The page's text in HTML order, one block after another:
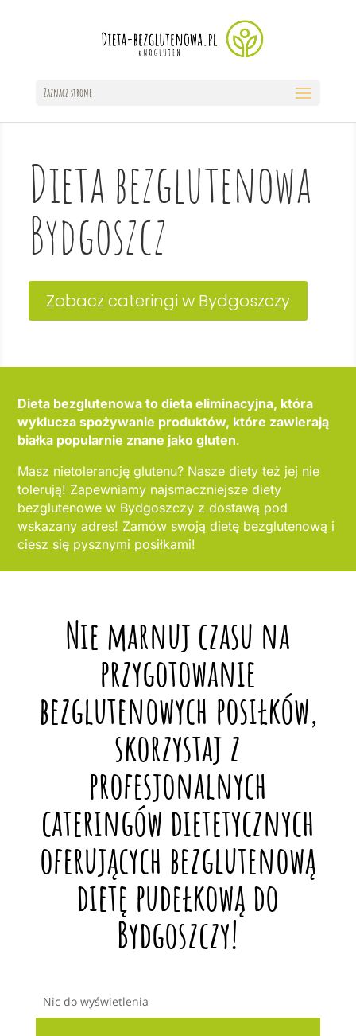
Zaznacz stronę
Dieta bezglutenowa
Bydgoszcz
Zobacz cateringi w Bydgoszczy
Dieta bezglutenowa to dieta eliminacyjna, która
wyklucza spożywanie produktów, które zawierają
białka popularnie znane jako gluten.
Masz nietolerancję glutenu? Nasze diety też jej nie
tolerują! Zapewniamy najsmaczniejsze diety
bezglutenowe w Bydgoszczy z dostawą pod
wskazany adres! Zamów swoją dietę bezglutenową i
ciesz się pysznymi posiłkami!
Nie marnuj czasu na
przygotowanie
bezglutenowych posiłków,
skorzystaj z
profesjonalnych
cateringów dietetycznych
oferujących bezglutenową
dietę pudełkową do
Bydgoszczy!
Nic do wyświetlenia